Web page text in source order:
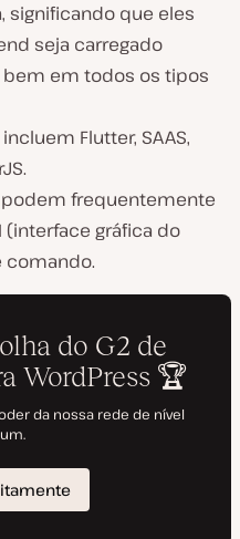
significando que eles
seja carregado
em todos os tipos
Flutter, SAAS,
frequentemente
(interface gráfica do
comando.